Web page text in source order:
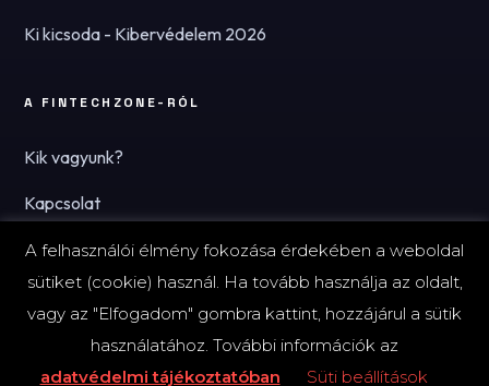
Ki kicsoda - Kibervédelem 2026
A FINTECHZONE-RÓL
Kik vagyunk?
Kapcsolat
Hírlevél
© 2026 FinTechZone.hu - A FinTech Group Kft.
A felhasználói élmény fokozása érdekében a weboldal
sütiket (cookie) használ. Ha tovább használja az oldalt,
vagy az "Elfogadom" gombra kattint, hozzájárul a sütik
használatához. További információk az
adatvédelmi tájékoztatóban
Süti beállítások